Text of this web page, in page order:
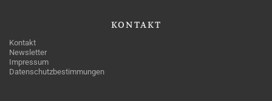
KONTAKT
Kontakt
Newsletter
Impressum
Datenschutzbestimmungen